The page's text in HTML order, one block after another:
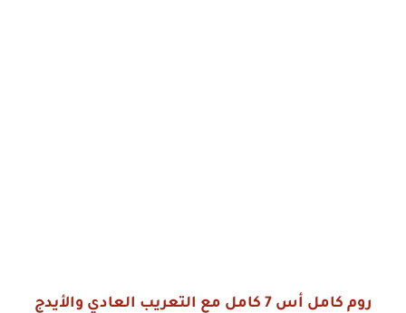
روم كامل أس 7 كامل مع التعريب العادي والأيدج